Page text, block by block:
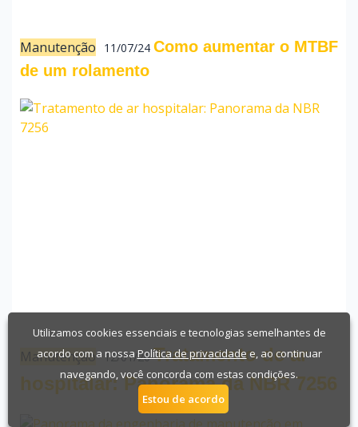
Manutenção 11/07/24 Como aumentar o MTBF
de um rolamento
Manutenção 12/01/26 Tratamento de ar
hospitalar: Panorama da NBR 7256
Utilizamos cookies essenciais e tecnologias semelhantes de
acordo com a nossa Política de privacidadee, ao continuar
navegando, você concorda com estas condições.
Estou de acordo